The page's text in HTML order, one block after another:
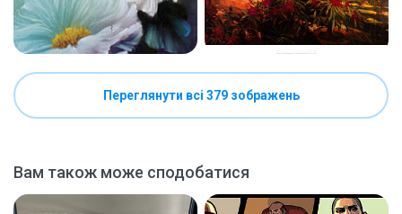
Переглянути всі 379 зображень
Вам також може сподобатися